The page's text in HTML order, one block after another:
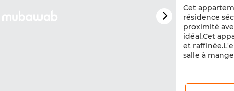
Cet
résidence
proximité
idéal.Cet
et
salle à